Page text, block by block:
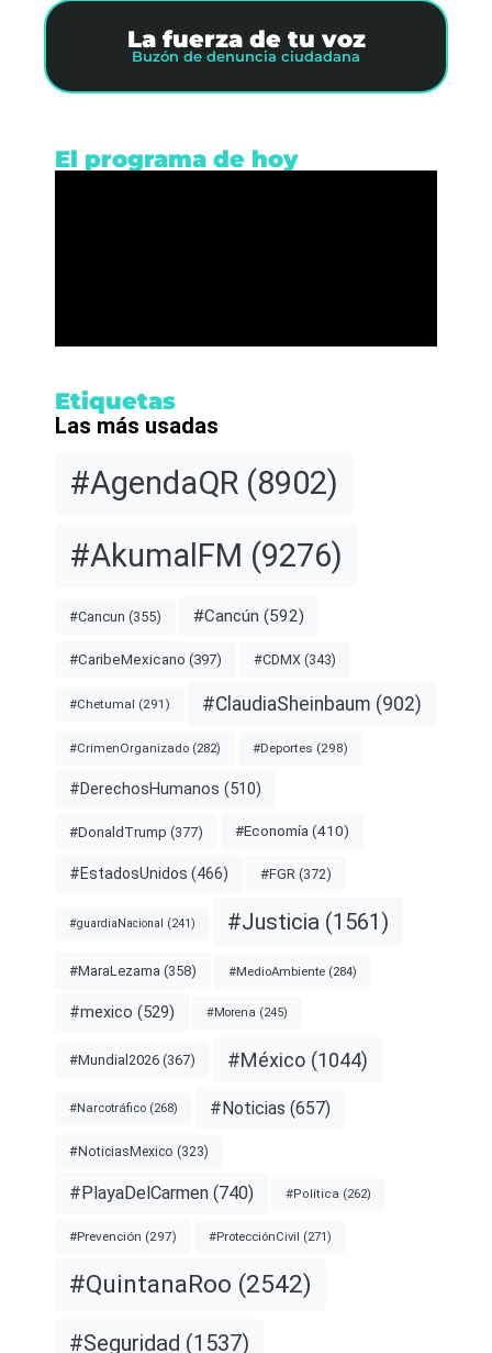
La fuerza de tu voz
Buzón de denuncia ciudadana
El programa de hoy
Etiquetas
Las más usadas
#AgendaQR (8902)
#AkumalFM (9276)
#Cancun (355) #Cancún (592)
#CaribeMexicano (397) #CDMX (343)
#Chetumal (291) #ClaudiaSheinbaum (902)
#CrimenOrganizado (282) #Deportes (298)
#DerechosHumanos (510)
#DonaldTrump (377) #Economía (410)
#EstadosUnidos (466) #FGR (372)
#guardiaNacional (241) #Justicia (1561)
#MaraLezama (358) #MedioAmbiente (284)
#mexico (529) #Morena (245)
#Mundial2026 (367) #México (1044)
#Narcotráfico (268) #Noticias (657)
#NoticiasMexico (323)
#PlayaDelCarmen (740) #Política (262)
#Prevención (297) #ProtecciónCivil (271)
#QuintanaRoo (2542)
#Seguridad (1537)